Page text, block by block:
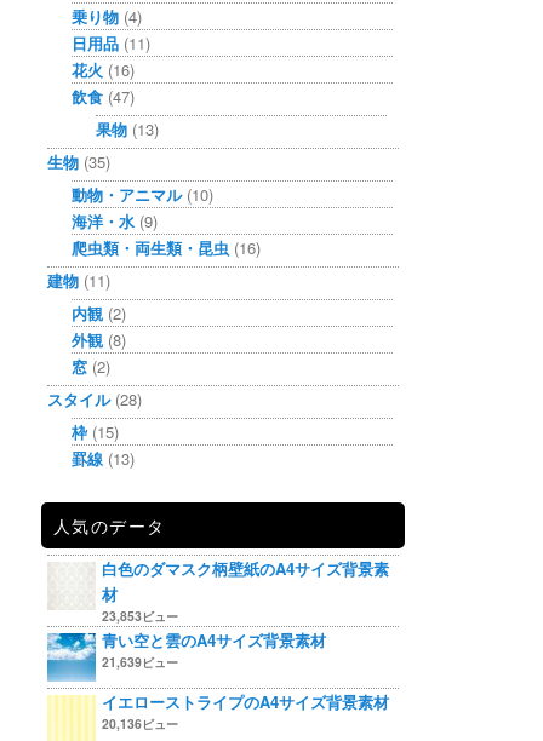
乗り物 (4)
日用品 (11)
花火 (16)
飲食 (47)
果物 (13)
生物 (35)
動物・アニマル(10)
海洋・水 (9)
爬虫類・両生類・昆虫 (16)
建物 (11)
内観 (2)
外観 (8)
窓 (2)
スタイル(28)
枠 (15)
罫線 (13)
人気のデータ
白色のダマスク柄壁紙のA4サイズ背景素
材
23,853ビュー
青い空と雲のA4サイズ背景素材
21,639ビュー
イエローストライプのA4サイズ背景素材
20,136ビュー